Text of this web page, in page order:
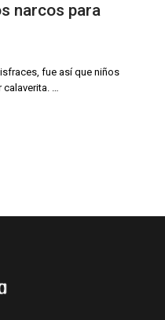
narcos para
fue así que niños
calaverita. …